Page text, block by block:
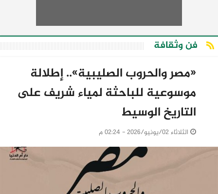
فن وثقافة
«مصر والحروب الصليبية».. إطلالة
موسوعية للباحثة لمياء شريف على
التاريخ الوسيط
الثلاثاء 02/يونيو/2026 - 02:24 م